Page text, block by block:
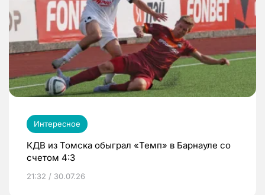
Интересное
КДВ из Томска обыграл «Темп» в Барнауле со
счетом 4:3
21:32 / 30.07.26